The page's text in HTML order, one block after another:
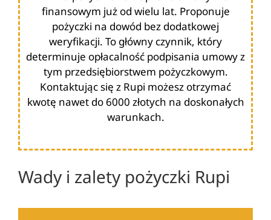
finansowym już od wielu lat. Proponuje
pożyczki na dowód bez dodatkowej
weryfikacji. To główny czynnik, który
determinuje opłacalność podpisania umowy z
tym przedsiębiorstwem pożyczkowym.
Kontaktując się z Rupi możesz otrzymać
kwotę nawet do 6000 złotych na doskonałych
warunkach.
Wady i zalety pożyczki Rupi